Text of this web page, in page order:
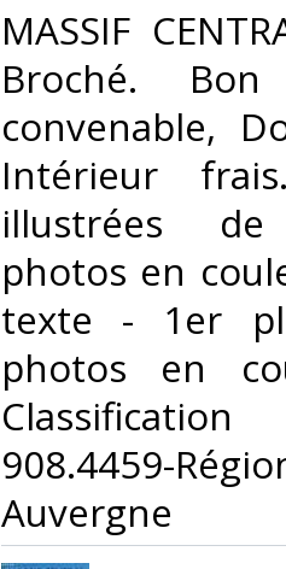
‎MASSIF
Broché.
convenable,
Intérieur
illustrées de
photos en
texte - 1er
photos en
908.4459-
Auvergne‎